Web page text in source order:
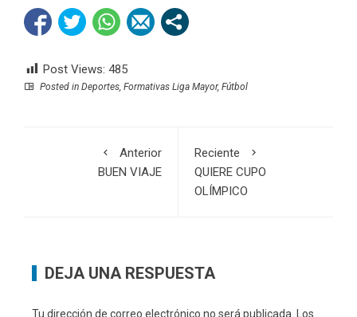
Post Views: 485
Posted in Deportes Formativas Liga Mayor, Fútbol
Anterior
BUEN VIAJE
Reciente
QUIERE CUPO
OLÍMPICO
DEJA UNA RESPUESTA
Tu dirección de correo electrónico no será publicada.
Los